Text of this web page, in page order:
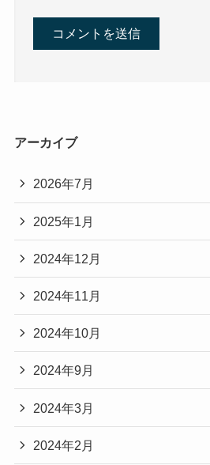
アーカイブ
2026年7月
2025年1月
2024年12月
2024年11月
2024年10月
2024年9月
2024年3月
2024年2月